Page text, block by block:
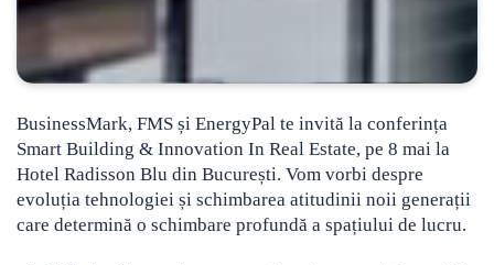
BusinessMark, FMS și EnergyPal te invită la conferința
Smart Building & Innovation In Real Estate, pe 8 mai la
Hotel Radisson Blu din București. Vom vorbi despre
evoluția tehnologiei și schimbarea atitudinii noii generații
care determină o schimbare profundă a spațiului de lucru.